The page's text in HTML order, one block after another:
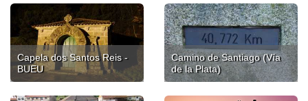
Capela dos Santos Reis -
BUEU
Camino de Santiago (Vía
de la Plata)